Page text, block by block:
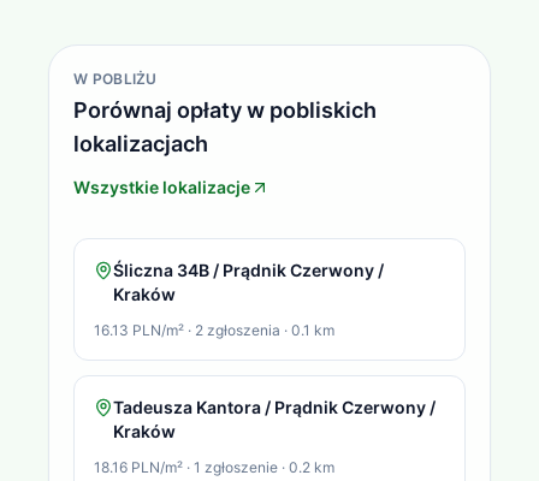
W POBLIŻU
Porównaj opłaty w pobliskich
lokalizacjach
Wszystkie lokalizacje
Śliczna 34B / Prądnik Czerwony /
Kraków
16.13 PLN/m² · 2 zgłoszenia · 0.1 km
Tadeusza Kantora / Prądnik Czerwony /
Kraków
18.16 PLN/m² · 1 zgłoszenie · 0.2 km